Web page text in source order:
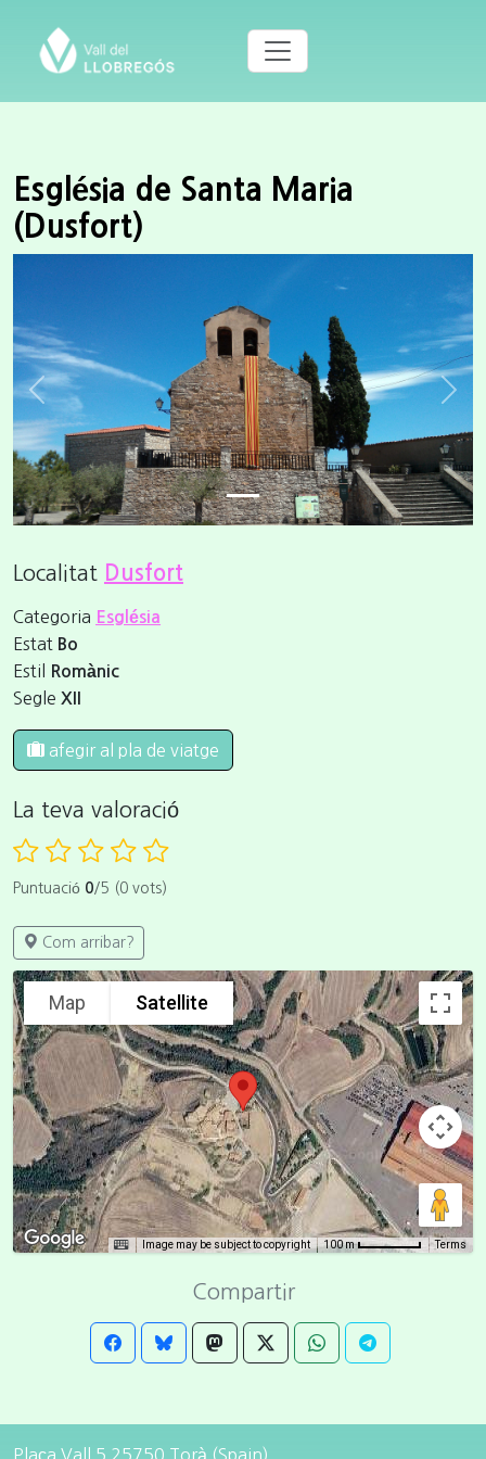
Església de Santa Maria
(Dusfort)
Previous Next
Localitat Dusfort
Categoria Església
Estat Bo
Estil Romànic
Segle XII
afegir al pla de viatge
La teva valoració
Puntuació 0/5 (0 vots)
Com arribar?
Map Satellite
Image may be subject to copyright 100 m Terms
Compartir
Plaça Vall 5 25750 Torà (Spain)